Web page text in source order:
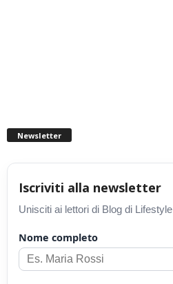
Newsletter
Iscriviti alla newsletter
Unisciti ai lettori di Blog di Lifestyle
Nome completo